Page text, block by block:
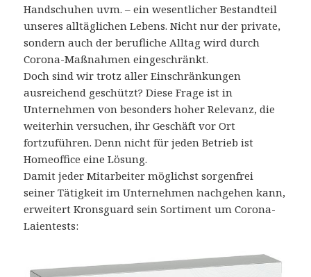
Handschuhen uvm. – ein wesentlicher Bestandteil
unseres alltäglichen Lebens. Nicht nur der private,
sondern auch der berufliche Alltag wird durch
Corona-Maßnahmen eingeschränkt.
Doch sind wir trotz aller Einschränkungen
ausreichend geschützt? Diese Frage ist in
Unternehmen von besonders hoher Relevanz, die
weiterhin versuchen, ihr Geschäft vor Ort
fortzuführen. Denn nicht für jeden Betrieb ist
Homeoffice eine Lösung.
Damit jeder Mitarbeiter möglichst sorgenfrei
seiner Tätigkeit im Unternehmen nachgehen kann,
erweitert Kronsguard sein Sortiment um Corona-
Laientests: